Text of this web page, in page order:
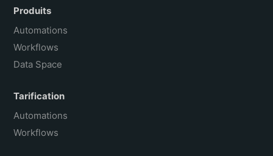
Español
Português do Brasil
Produits
Automations
Workflows
Data Space
Tarification
Automations
Workflows